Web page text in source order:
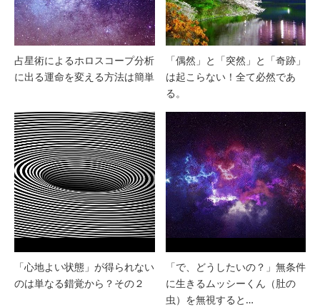
占星術によるホロスコープ分析
に出る運命を変える方法は簡単
「偶然」と「突然」と「奇跡」
は起こらない！全て必然であ
る。
「心地よい状態」が得られない
のは単なる錯覚から？その２
「で、どうしたいの？」無条件
に生きるムッシーくん（肚の
虫）を無視すると…